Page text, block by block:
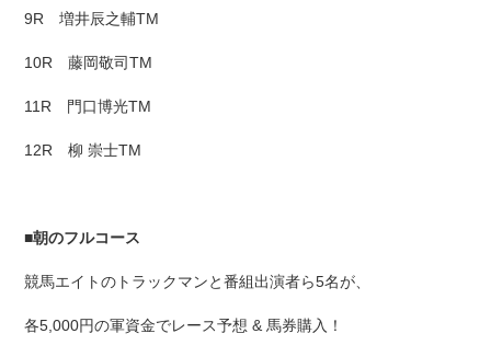
9R 増井辰之輔TM
10R 藤岡敬司TM
11R 門口博光TM
12R 柳 崇士TM
■朝のフルコース
競馬エイトのトラックマンと番組出演者ら5名が、
各5,000円の軍資金でレース予想 & 馬券購入！